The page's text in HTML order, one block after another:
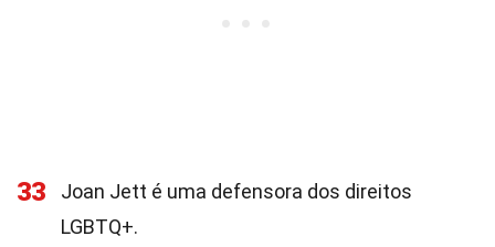
33
Joan Jett é uma defensora dos direitos
LGBTQ+.